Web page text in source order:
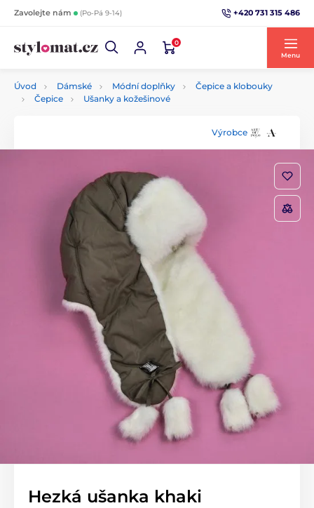
Zavolejte nám (Po-Pá 9-14) +420 731 315 486
0
Menu
Úvod Dámské Módní doplňky
Čepice a klobouky
Čepice
Ušanky a kožešinové
Výrobce
Hezká ušanka khaki